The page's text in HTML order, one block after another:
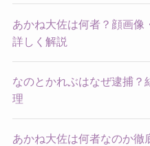
あかね大佐は何者？顔画像
詳しく解説
なのとかれぶはなぜ逮捕？
理
あかね大佐は何者なのか徹